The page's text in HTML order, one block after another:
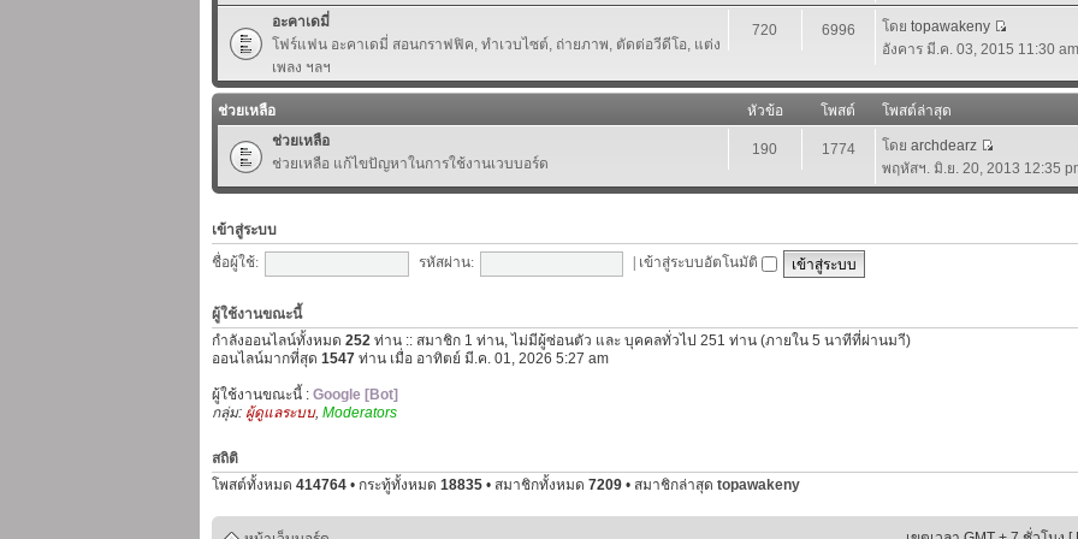
อะคาเดมี่
โฟร์แฟน อะคาเดมี่ สอนกราฟฟิค, ทำเวบไซต์, ถ่ายภาพ, ตัดต่อวีดีโอ, แต่ง
เพลง ฯลฯ
720 6996 โดย topawakeny
อังคาร มี.ค. 03, 2015 11:30 am
ช่วยเหลือ หัวข้อ โพสต์
โพสต์ล่าสุด
ช่วยเหลือ
ช่วยเหลือ แก้ไขปัญหาในการใช้งานเวบบอร์ด
190 1774 โดย archdearz
พฤหัสฯ. มิ.ย. 20, 2013 12:35
เข้าสู่ระบบ
ชื่อผู้ใช้:
รหัสผ่าน: เข้าสู่ระบบอัตโนมัติ
ผู้ใช้งานขณะนี้
กำลังออนไลน์ทั้งหมด 252 ท่าน :: สมาชิก 1 ท่าน, ไม่มีผู้ซ่อนตัว และ บุคคลทั่วไป 251 ท่าน (ภายใน 5 นาทีที่ผ่านมาี)
ออนไลน์มากที่สุด 1547 ท่าน เมื่อ อาทิตย์ มี.ค. 01, 2026 5:27 am
ผู้ใช้งานขณะนี้ : Google [Bot]
กลุ่ม: ผู้ดูแลระบบ, Moderators
สถิติ
โพสต์ทั้งหมด 414764 • กระทู้ทั้งหมด 18835 • สมาชิกทั้งหมด 7209 • สมาชิกล่าสุด topawakeny